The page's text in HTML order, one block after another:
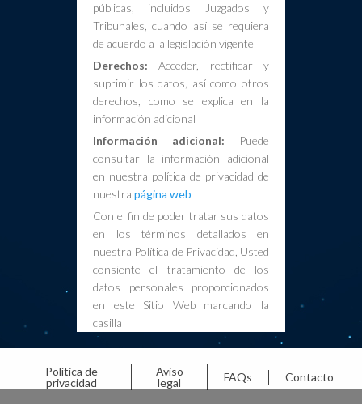
públicas, incluidos Juzgados y
Tribunales, cuando así se requiera
de acuerdo a la legislación vigente
Derechos: Acceder, rectificar y
suprimir los datos, así como otros
derechos, como se explica en la
información adicional
Información adicional: Puede
consultar la información adicional
en nuestra política de privacidad de
nuestra página web
Con el fin de poder tratar sus datos
en los términos detallados en
nuestra Política de Privacidad, Usted
consiente el tratamiento de los
datos personales proporcionados
en este Sitio Web marcando la
casilla
Política de
privacidad
Aviso
legal
FAQs Contacto